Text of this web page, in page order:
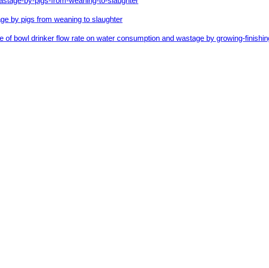
by pigs from weaning to slaughter
bowl drinker flow rate on water consumption and wastage by